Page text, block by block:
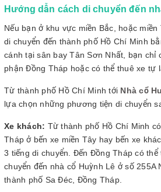
Hướng dẫn cách di chuyển đến
Nếu bạn ở khu vực miền Bắc, hoặc
di chuyển đến thành phố Hồ Chí Minh
cánh tại sân bay Tân Sơn Nhất, bạn chỉ
phận Đồng Tháp hoặc có thể thuê xe tự
Từ thành phố Hồ Chí Minh tới Nhà cổ
lựa chọn những phương tiện di chuyển
Xe khách: Từ thành phố Hồ Chí Minh
Tháp ở bến xe miền Tây hay bến xe
3 tiếng di chuyển. Đến Đồng Tháp có
chuyển đến nhà cổ Huỳnh Lê ở số 255A
thành phố Sa Đéc, Đồng Tháp.